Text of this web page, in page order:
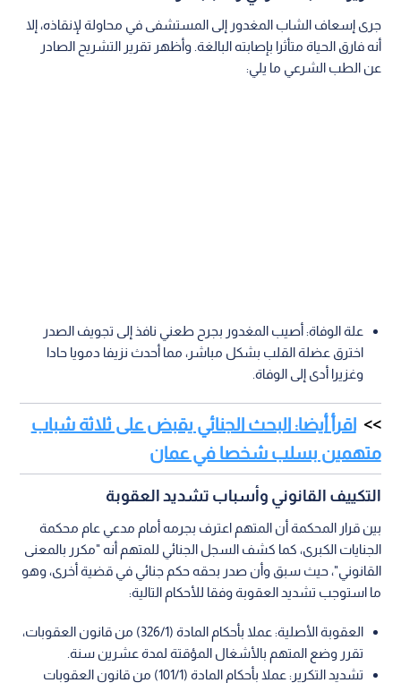
جرى إسعاف الشاب المغدور إلى المستشفى في محاولة لإنقاذه، إلا
أنه فارق الحياة متأثرا بإصابته البالغة. وأظهر تقرير التشريح الصادر
عن الطب الشرعي ما يلي:
علة الوفاة: أصيب المغدور بجرح طعني نافذ إلى تجويف الصدر
اخترق عضلة القلب بشكل مباشر، مما أحدث نزيفا دمويا حادا
وغزيرا أدى إلى الوفاة.
اقرأ أيضا: البحث الجنائي يقبض على ثلاثة شباب
متهمين بسلب شخصا في عمان
التكييف القانوني وأسباب تشديد العقوبة
بين قرار المحكمة أن المتهم اعترف بجرمه أمام مدعي عام محكمة
الجنايات الكبرى، كما كشف السجل الجنائي للمتهم أنه "مكرر بالمعنى
القانوني"، حيث سبق وأن صدر بحقه حكم جنائي في قضية أخرى، وهو
ما استوجب تشديد العقوبة وفقا للأحكام التالية:
العقوبة الأصلية: عملا بأحكام المادة (326/1) من قانون العقوبات،
تقرر وضع المتهم بالأشغال المؤقتة لمدة عشرين سنة.
تشديد التكرير: عملا بأحكام المادة (101/1) من قانون العقوبات